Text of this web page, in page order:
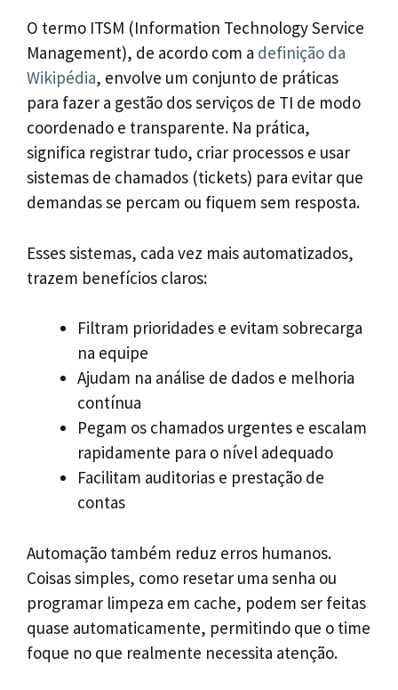
O termo ITSM (Information Technology Service
Management), de acordo com a definição da
Wikipédia, envolve um conjunto de práticas
para fazer a gestão dos serviços de TI de modo
coordenado e transparente. Na prática,
significa registrar tudo, criar processos e usar
sistemas de chamados (tickets) para evitar que
demandas se percam ou fiquem sem resposta.
Esses sistemas, cada vez mais automatizados,
trazem benefícios claros:
Filtram prioridades e evitam sobrecarga
na equipe
Ajudam na análise de dados e melhoria
contínua
Pegam os chamados urgentes e escalam
rapidamente para o nível adequado
Facilitam auditorias e prestação de
contas
Automação também reduz erros humanos.
Coisas simples, como resetar uma senha ou
programar limpeza em cache, podem ser feitas
quase automaticamente, permitindo que o time
foque no que realmente necessita atenção.